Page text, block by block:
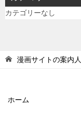
カテゴリーなし
漫画サイトの案内人
ホーム